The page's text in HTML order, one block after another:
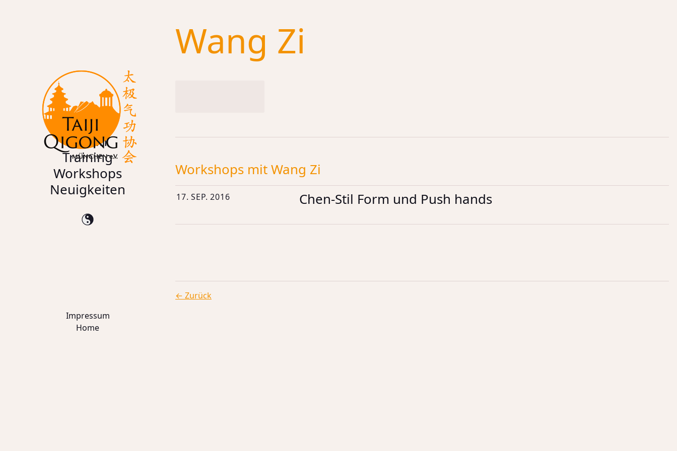
Verein
Training
Workshops
Neuigkeiten
Wang Zi
Workshops mit Wang Zi
Workshops mit Wang Zi
17. SEP. 2016 Chen-Stil Form und Push hands
← Zurück
Impressum
Home